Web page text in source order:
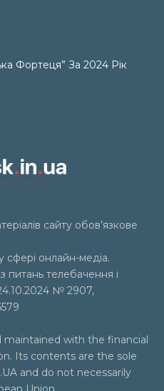
Фортеця” За 2024 Рік
сайту обов’язкове
сфері онлайн-медіа.
питань телебачення і
№ 2907,
maintained with the financial
Its contents are the sole
and do not necessarily